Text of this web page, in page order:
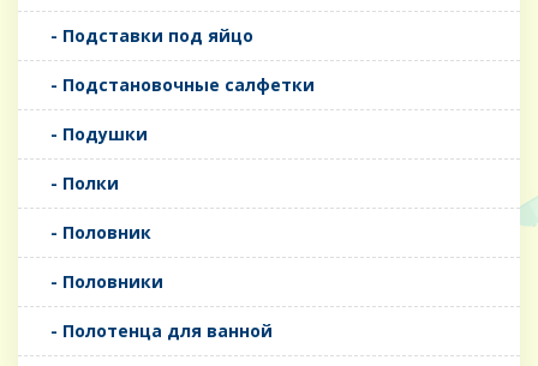
- Подставки под яйцо
- Подстановочные салфетки
- Подушки
- Полки
- Половник
- Половники
- Полотенца для ванной